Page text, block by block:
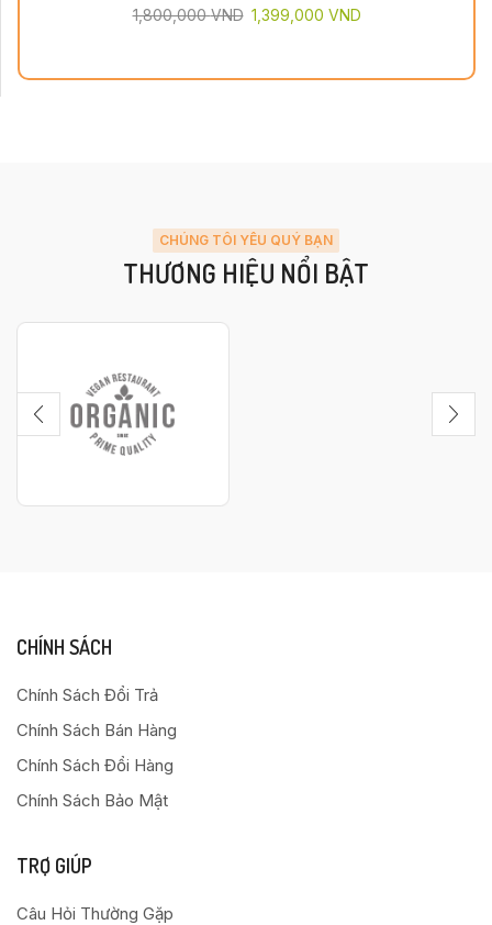
1,800,000VND 1,399,000 VND
CHÚNG TÔI YÊU QUÝ BẠN
THƯƠNG HIỆU NỔI BẬT
CHÍNH SÁCH
Chính Sách Đổi Trả
Chính Sách Bán Hàng
Chính Sách Đổi Hàng
Chính Sách Bảo Mật
TRỢ GIÚP
Câu Hỏi Thường Gặp